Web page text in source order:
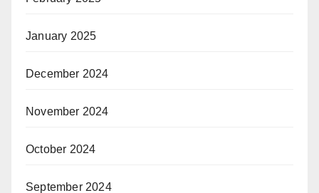
January 2025
December 2024
November 2024
October 2024
September 2024